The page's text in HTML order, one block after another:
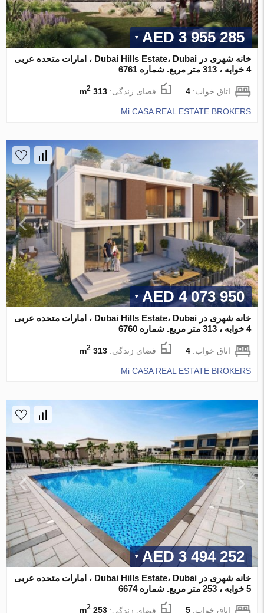
3 955 285 AED
خانه شهری در Dubai Hills Estate، Dubai ، امارات متحده عربی
4 خوابه ، 313 متر مربع. شماره 6761
اتاق خواب:4 فضای زندگی:313 m
2
Mi CASA REAL ESTATE BROKERS
4 073 950 AED
خانه شهری در Dubai Hills Estate، Dubai ، امارات متحده عربی
4 خوابه ، 313 متر مربع. شماره 6760
اتاق خواب:4 فضای زندگی:313 m
2
Mi CASA REAL ESTATE BROKERS
3 494 252 AED
خانه شهری در Dubai Hills Estate، Dubai ، امارات متحده عربی
5 خوابه ، 253 متر مربع. شماره 6674
اتاق خواب:5 فضای زندگی:253 m
2